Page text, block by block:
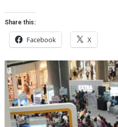
Share this:
Facebook X